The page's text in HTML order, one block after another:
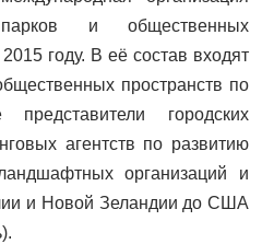
и общественных
году. В её состав входят
пространств по
городских
агентств по развитию
организаций и
и Новой Зеландии до США